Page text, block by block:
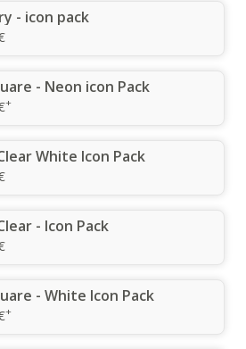
- icon pack
- Neon icon Pack
+
White Icon Pack
- Icon Pack
- White Icon Pack
+